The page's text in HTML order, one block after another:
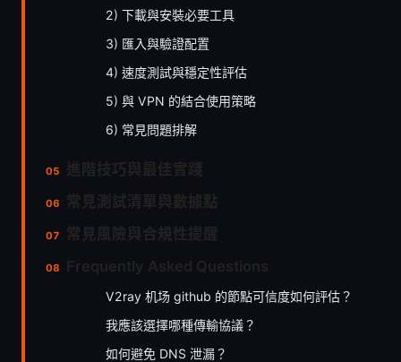
2) 下載與安裝必要工具
3) 匯入與驗證配置
4) 速度測試與穩定性評估
5) 與 VPN 的結合使用策略
6) 常見問題排解
V2ray 机场 github 的節點可信度如何評估？
我應該選擇哪種傳輸協議？
如何避免 DNS 泄漏？